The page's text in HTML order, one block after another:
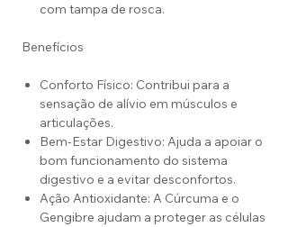
com tampa de rosca.
Benefícios
Conforto Físico: Contribui para a
sensação de alívio em músculos e
articulações.
Bem-Estar Digestivo: Ajuda a apoiar o
bom funcionamento do sistema
digestivo e a evitar desconfortos.
Ação Antioxidante: A Cúrcuma e o
Gengibre ajudam a proteger as células